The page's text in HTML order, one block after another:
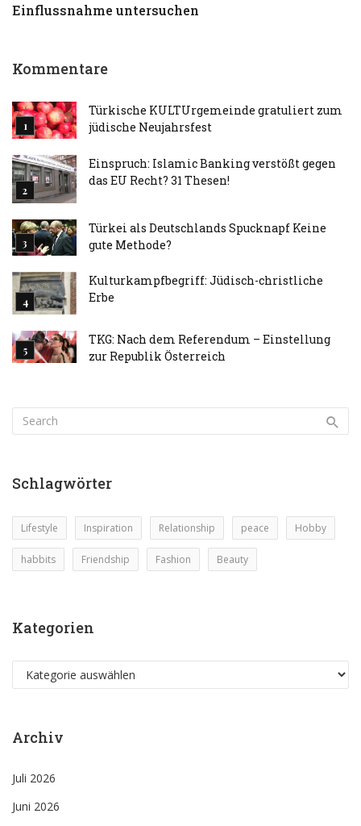
Einflussnahme untersuchen
Kommentare
Türkische KULTUrgemeinde gratuliert zum
jüdische Neujahrsfest
Einspruch: Islamic Banking verstößt gegen
das EU Recht? 31 Thesen!
Türkei als Deutschlands Spucknapf Keine
gute Methode?
Kulturkampfbegriff: Jüdisch-christliche
Erbe
TKG: Nach dem Referendum – Einstellung
zur Republik Österreich
Schlagwörter
Lifestyle Inspiration Relationship peace Hobby
habbits Friendship Fashion Beauty
Kategorien
Kategorien
Archiv
Juli 2026
Juni 2026